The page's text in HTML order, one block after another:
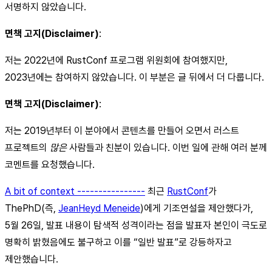
서명하지 않았습니다.
면책 고지(Disclaimer):
저는 2022년에 RustConf 프로그램 위원회에 참여했지만,
2023년에는 참여하지 않았습니다. 이 부분은 글 뒤에서 더 다룹니다.
면책 고지(Disclaimer):
저는 2019년부터 이 분야에서 콘텐츠를 만들어 오면서 러스트
프로젝트의 많은사람들과 친분이 있습니다. 이번 일에 관해 여러 분께
코멘트를 요청했습니다.
A bit of context ---------------- 최근 RustConf가
ThePhD(즉, JeanHeyd Meneide)에게 기조연설을 제안했다가,
5월 26일, 발표 내용이 탐색적 성격이라는 점을 발표자 본인이 극도로
명확히 밝혔음에도 불구하고 이를 “일반 발표”로 강등하자고
제안했습니다.